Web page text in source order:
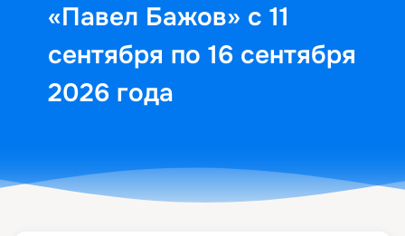
«Павел Бажов» с 11
сентября по 16 сентября
2026 года